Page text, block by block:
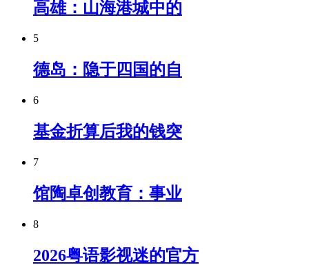
高雄：山海港城中的
5
德岛：隐于四国的自
6
基金折算后我的钱突
7
馆陶卓创教育：事业
8
2026粤语影视迷的官方